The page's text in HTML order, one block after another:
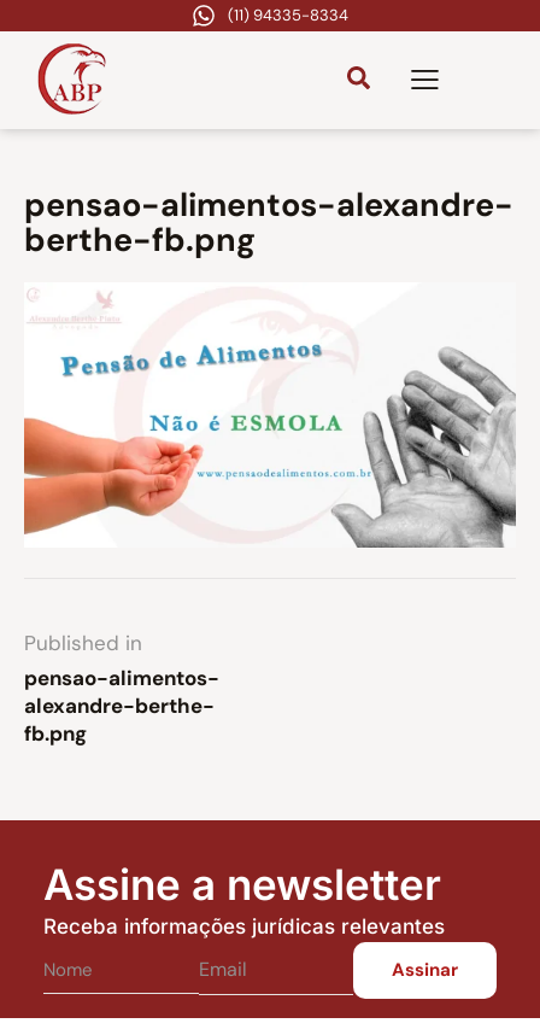
(11) 94335-8334
pensao-alimentos-alexandre-
berthe-fb.png
Published in
pensao-alimentos-
alexandre-berthe-
fb.png
Assine a newsletter
Receba informações jurídicas relevantes